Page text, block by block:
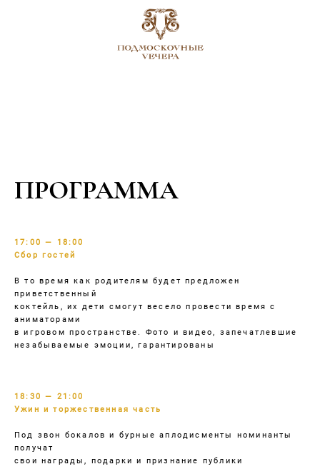
ПРОГРАММА
17:00 — 18:00
Сбор гостей
В то время как родителям будет предложен
приветственный
коктейль, их дети смогут весело провести время с
аниматорами
в игровом пространстве. Фото и видео, запечатлевшие
незабываемые эмоции, гарантированы
18:30 — 21:00
Ужин и торжественная часть
Под звон бокалов и бурные аплодисменты номинанты
получат
свои награды, подарки и признание публики